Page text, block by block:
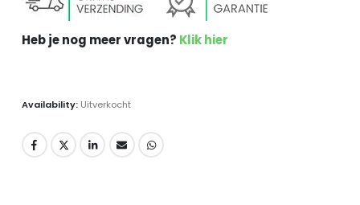
Heb je nog meer vragen? Klik hier
Availability: Uitverkocht